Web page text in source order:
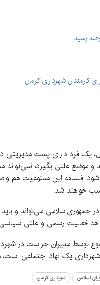
یک‌ فرد دارای پست مدیریتی
و موضع علنی بگیرد،
فلسفه این ممنوعیت هم
خواهند شد.‌
در جمهوری‌اسلامی می‌تواند و
فعالیت رسمی و علنی سیاسی
توسط مدیران حراست در
یک نهاد اجتماعی است،
اسلامی شهرداری کرمان